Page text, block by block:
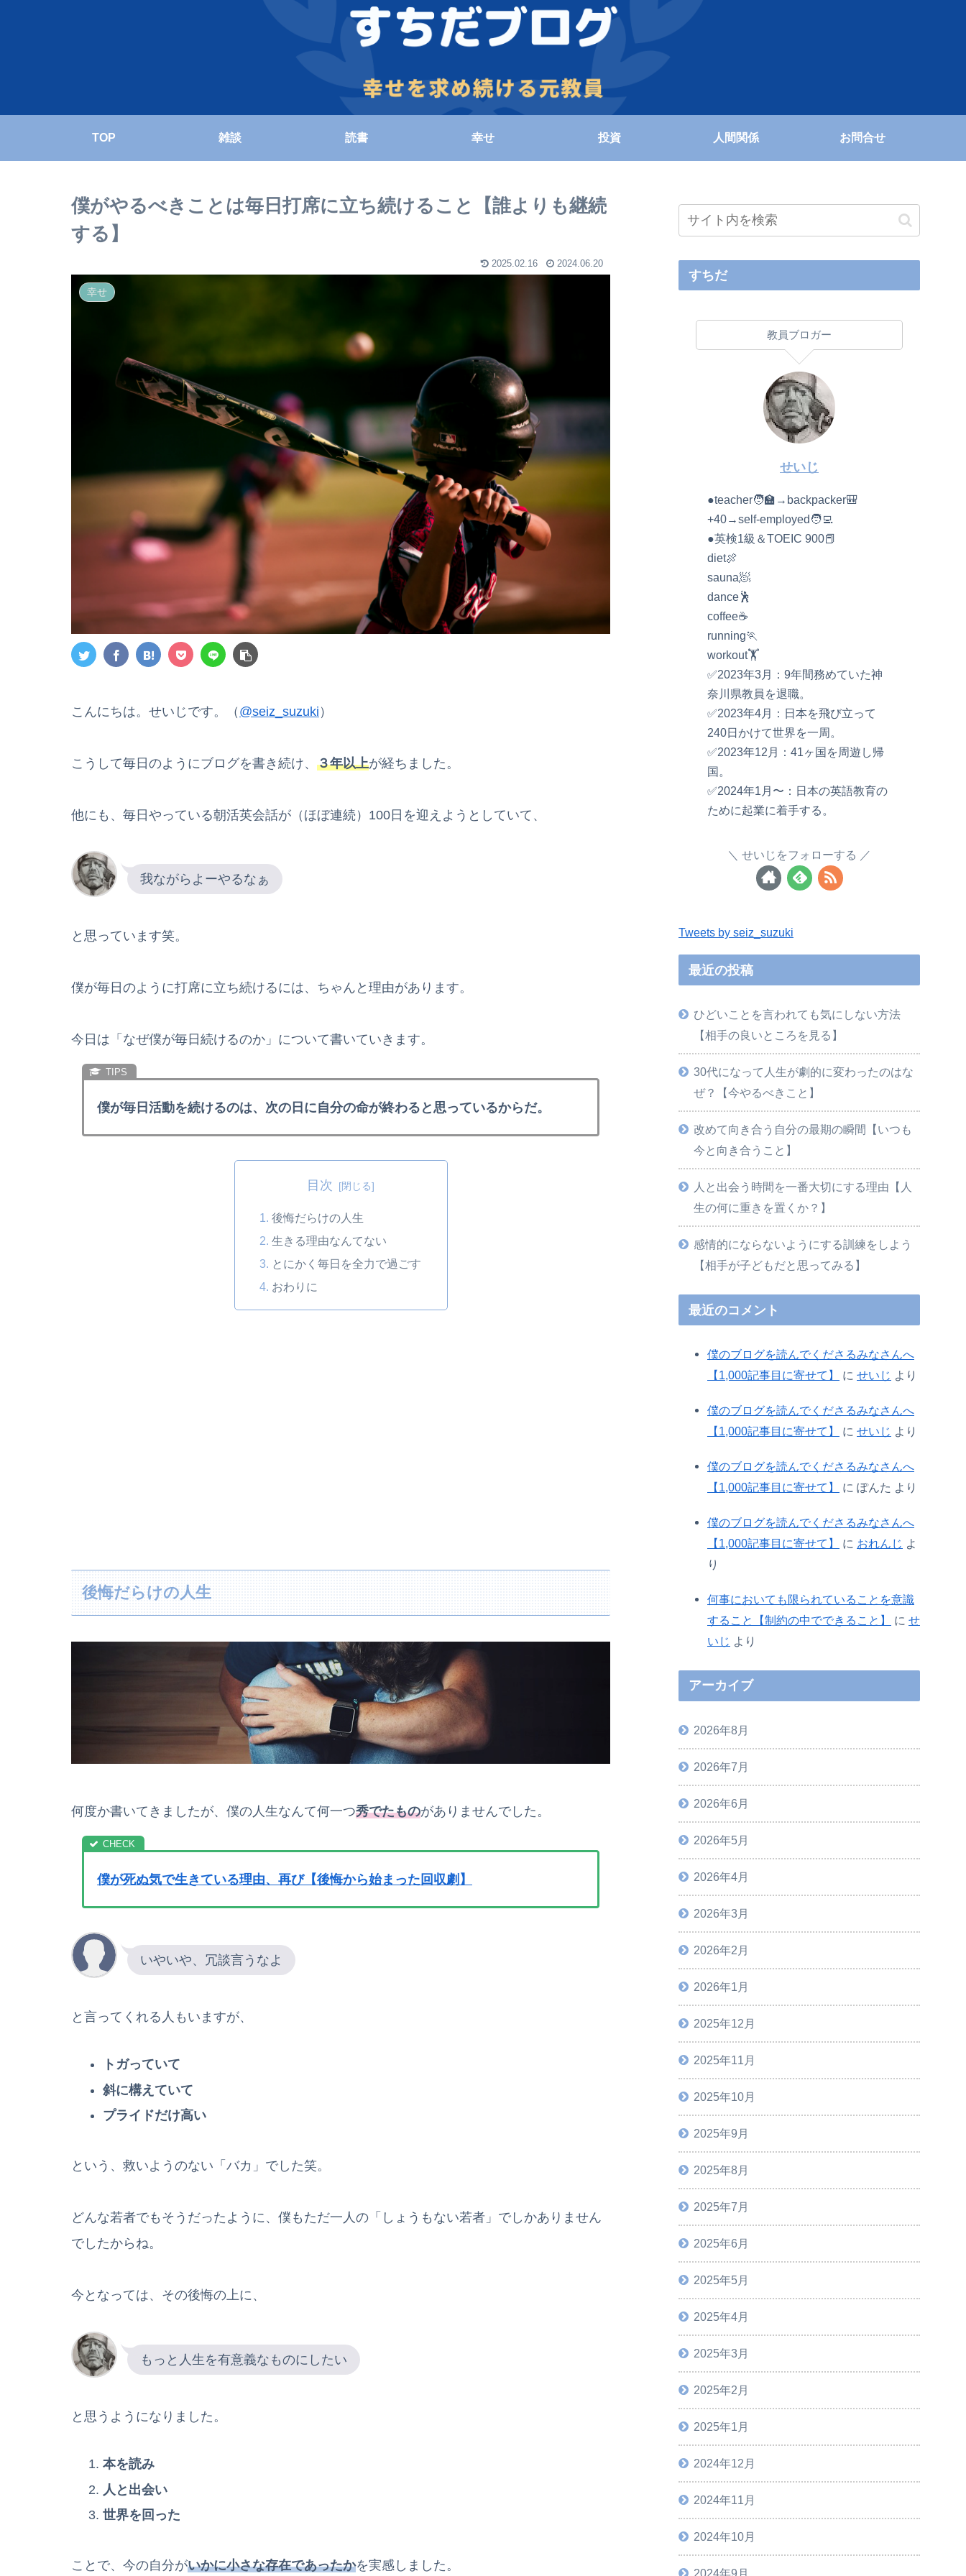
TOP 雑談 読書 幸せ 投資 人間関係 お問合せ
僕がやるべきことは毎日打席に立ち続けること【誰よりも継続
する】
2025.02.16 2024.06.20
幸せ
こんにちは。せいじです。（ @seiz_suzuki ）
こうして毎日のようにブログを書き続け、 ３年以上が経ちました。
他にも、毎日やっている朝活英会話が（ほぼ連続）100日を迎えようとしていて、
我ながらよーやるなぁ
と思っています笑。
僕が毎日のように打席に立ち続けるには、ちゃんと理由があります。
今日は「なぜ僕が毎日続けるのか」について書いていきます。
僕が毎日活動を続けるのは、次の日に自分の命が終わると思っているからだ。
目次
後悔だらけの人生
生きる理由なんてない
とにかく毎日を全力で過ごす
おわりに
後悔だらけの人生
何度か書いてきましたが、僕の人生なんて何一つ秀でたものがありませんでした。
僕が死ぬ気で生きている理由、再び【後悔から始まった回収劇】
いやいや、冗談言うなよ
と言ってくれる人もいますが、
トガっていて
斜に構えていて
プライドだけ高い
という、救いようのない「バカ」でした笑。
どんな若者でもそうだったように、僕もただ一人の「しょうもない若者」でしかありません
でしたからね。
今となっては、その後悔の上に、
もっと人生を有意義なものにしたい
と思うようになりました。
本を読み
人と出会い
世界を回った
ことで、今の自分がいかに小さな存在であったかを実感しました。
すちだ
教員ブロガー
せいじ
●teacher🧑‍🏫→backpacker🎒
+40→self-employed🧑‍💻
●英検1級＆TOEIC 900📕
diet🍖
sauna🧖
dance🕺
coffee☕️
running🏃
workout🏋️
✅2023年3月：9年間務めていた神
奈川県教員を退職。
✅2023年4月：日本を飛び立って
240日かけて世界を一周。
✅2023年12月：41ヶ国を周遊し帰
国。
✅2024年1月〜：日本の英語教育の
ために起業に着手する。
せいじをフォローする
Tweets by seiz_suzuki
最近の投稿
ひどいことを言われても気にしない方法
【相手の良いところを見る】
30代になって人生が劇的に変わったのはな
ぜ？【今やるべきこと】
改めて向き合う自分の最期の瞬間【いつも
今と向き合うこと】
人と出会う時間を一番大切にする理由【人
生の何に重きを置くか？】
感情的にならないようにする訓練をしよう
【相手が子どもだと思ってみる】
最近のコメント
僕のブログを読んでくださるみなさんへ
【1,000記事目に寄せて】
に せいじ より
僕のブログを読んでくださるみなさんへ
【1,000記事目に寄せて】
に せいじ より
僕のブログを読んでくださるみなさんへ
【1,000記事目に寄せて】
に ぽんた より
僕のブログを読んでくださるみなさんへ
【1,000記事目に寄せて】
に おれんじ よ
り
何事においても限られていることを意識
すること【制約の中でできること】
に せ
いじ より
アーカイブ
2026年8月
2026年7月
2026年6月
2026年5月
2026年4月
2026年3月
2026年2月
2026年1月
2025年12月
2025年11月
2025年10月
2025年9月
2025年8月
2025年7月
2025年6月
2025年5月
2025年4月
2025年3月
2025年2月
2025年1月
2024年12月
2024年11月
2024年10月
2024年9月